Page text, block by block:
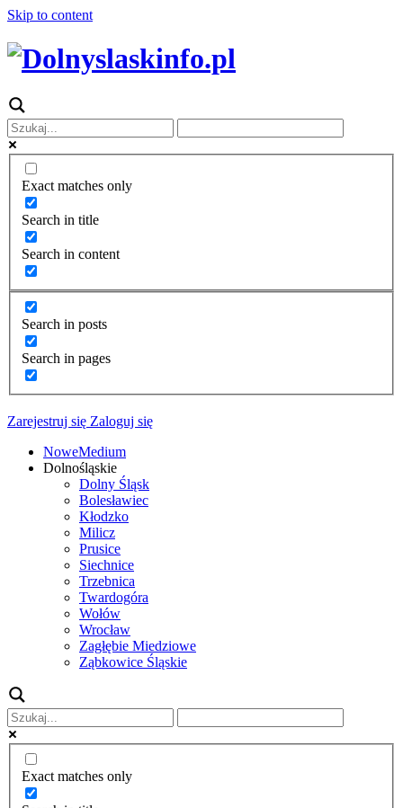
Skip to content
Exact matches only
Search in title
Search in content
Search in posts
Search in pages
Zarejestruj się Zaloguj się
NoweMedium
Dolnośląskie
Dolny Śląsk
Bolesławiec
Kłodzko
Milicz
Prusice
Siechnice
Trzebnica
Twardogóra
Wołów
Wrocław
Zagłębie Miedziowe
Ząbkowice Śląskie
Exact matches only